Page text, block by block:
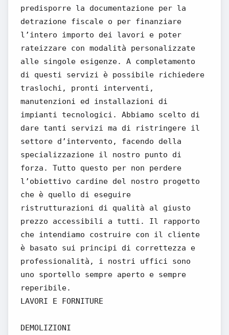
predisporre la documentazione per la
detrazione fiscale o per finanziare
l’intero importo dei lavori e poter
rateizzare con modalità personalizzate
alle singole esigenze. A completamento
di questi servizi è possibile richiedere
traslochi, pronti interventi,
manutenzioni ed installazioni di
impianti tecnologici. Abbiamo scelto di
dare tanti servizi ma di ristringere il
settore d’intervento, facendo della
specializzazione il nostro punto di
forza. Tutto questo per non perdere
l’obiettivo cardine del nostro progetto
che è quello di eseguire
ristrutturazioni di qualità al giusto
prezzo accessibili a tutti. Il rapporto
che intendiamo costruire con il cliente
è basato sui principi di correttezza e
professionalità, i nostri uffici sono
uno sportello sempre aperto e sempre
reperibile.
LAVORI E FORNITURE
DEMOLIZIONI